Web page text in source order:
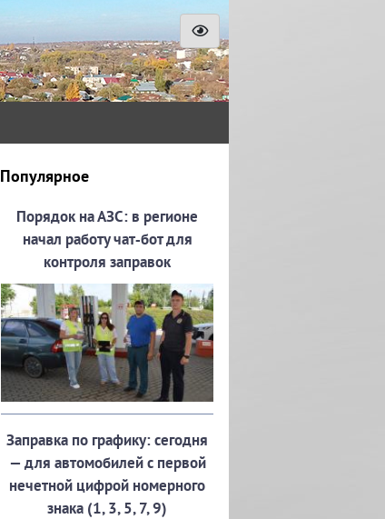
Популярное
Порядок на АЗС: в регионе
начал работу чат‑бот для
контроля заправок
Заправка по графику: сегодня
— для автомобилей с первой
нечетной цифрой номерного
знака (1, 3, 5, 7, 9)